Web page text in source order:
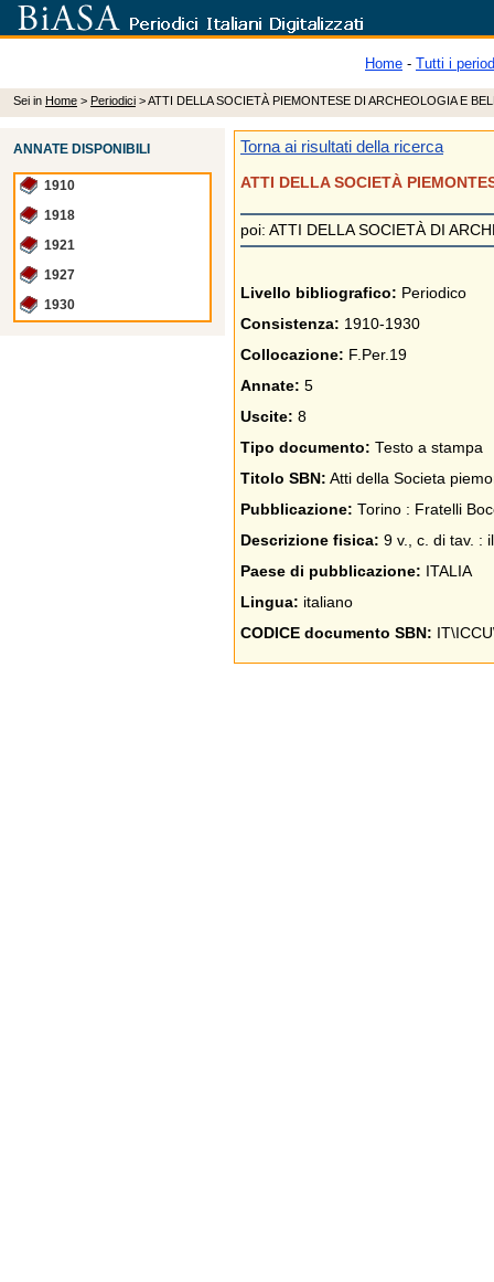
Home - Tutti i
Sei in Home > Periodici > ATTI DELLA SOCIETÀ PIEMONTESE DI ARCHEOLOGIA E
ANNATE DISPONIBILI
1910
1918
1921
1927
1930
Torna ai risultati della ricerca
ATTI DELLA SOCIETÀ
poi: ATTI DELLA SOCIETÀ DI
Livello bibliografico: Periodico
Consistenza: 1910-1930
Collocazione: F.Per.19
Annate: 5
Uscite: 8
Tipo documento: Testo a stampa
Titolo SBN: Atti della Societa
Pubblicazione: Torino : Fratelli
Descrizione fisica: 9 v., c. di tav. :
Paese di pubblicazione: ITALIA
Lingua: italiano
CODICE documento SBN: